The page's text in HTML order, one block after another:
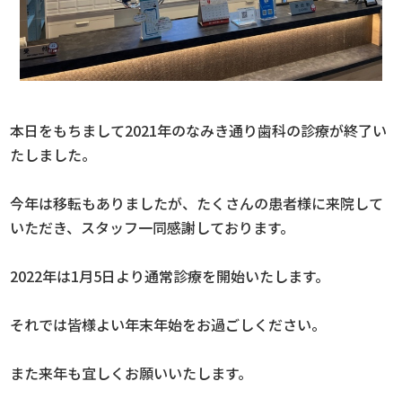
本日をもちまして2021年のなみき通り歯科の診療が終了い
たしました。
今年は移転もありましたが、たくさんの患者様に来院して
いただき、スタッフ一同感謝しております。
2022年は1月5日より通常診療を開始いたします。
それでは皆様よい年末年始をお過ごしください。
また来年も宜しくお願いいたします。